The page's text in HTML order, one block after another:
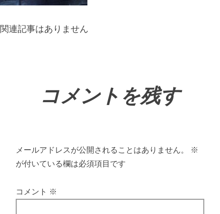
関連記事はありません
コメントを残す
メールアドレスが公開されることはありません。
※
が付いている欄は必須項目です
コメント ※